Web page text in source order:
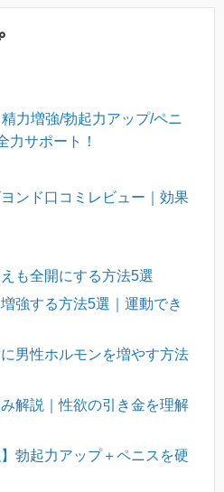
精力増強/勃起力アップ/ペニ
力サポート！
ンド口コミレビュー｜効果
も全開にする方法5選
強する方法5選｜運動でき
男性ホルモンを増やす方法
解説｜性欲の引き金を理解
】勃起力アップ＋ペニスを硬